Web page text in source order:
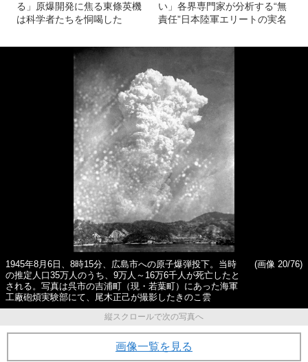
る」原爆開発に焦る東條英機
は科学者たちを恫喝した
い」各界専門家が分析する“無
責任”日本陸軍エリートの実名
1945年8月6日、8時15分、広島市への原子爆弾投下。当時
の推定人口35万人のうち、9万人～16万6千人が死亡したと
される。写真は呉市の吉浦町（現・若葉町）にあった海軍
工廠砲煩実験部にて、尾木正己が撮影したきのこ雲
(画像 20/76)
縦スクロールで次の写真へ
画像一覧を見る